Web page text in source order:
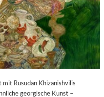
Rusudan Khizanishvilis
georgische Kunst –